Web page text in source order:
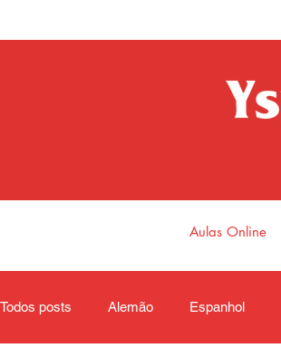
Aulas Online
Todos posts Alemão Espanhol